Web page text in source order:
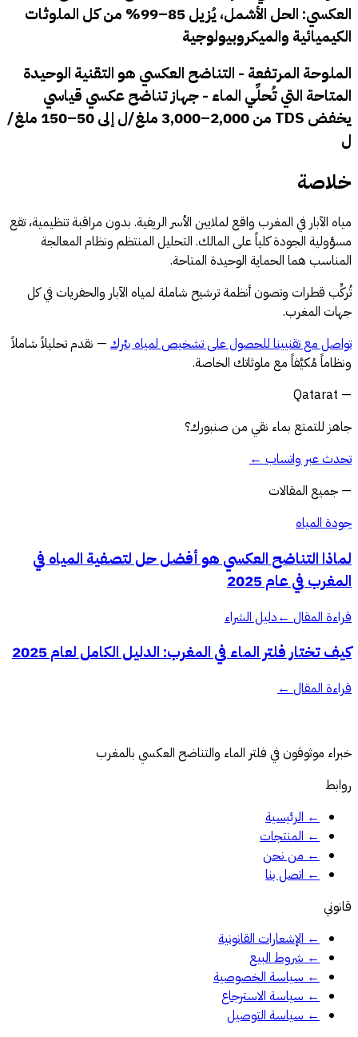
العكسي
: الحل الأشمل، يُزيل 85–99% من كل الملوثات
الكيميائية والميكروبيولوجية
الملوحة المرتفعة - التناضح العكسي هو التقنية الوحيدة
المتاحة التي تُحلِّي الماء - جهاز تناضح عكسي قياسي
يخفض TDS من 2,000–3,000 ملغ/ل إلى 50–150 ملغ/
ل
خلاصة
مياه الآبار في المغرب واقع لملايين الأسر الريفية. بدون مراقبة تنظيمية، تقع
مسؤولية الجودة كلياً على المالك. التحليل المنتظم ونظام المعالجة
المناسب هما الحماية الوحيدة المتاحة.
تُركِّب قطرات وتصون أنظمة ترشيح شاملة لمياه الآبار والحفريات في كل
جهات المغرب.
تواصل مع تقنيينا للحصول على تشخيص لمياه بئرك — نقدم تحليلاً شاملاً
ونظاماً مُكيَّفاً مع ملوثاتك الخاصة.
— Qatarat
جاهز للتمتع بماء نقي من صنبورك؟
تحدث عبر واتساب←
—جميع المقالات
جودة المياه
لماذا التناضح العكسي هو أفضل حل لتصفية المياه في
المغرب في عام 2025
قراءة المقال ←دليل الشراء
كيف تختار فلتر الماء في المغرب: الدليل الكامل لعام 2025
قراءة المقال←
خبراء موثوقون في فلتر الماء والتناضح العكسي بالمغرب
روابط
←الرئيسية
←المنتجات
←من نحن
←اتصل بنا
قانوني
←الإشعارات القانونية
←شروط البيع
←سياسة الخصوصية
←سياسة الاسترجاع
←سياسة التوصيل